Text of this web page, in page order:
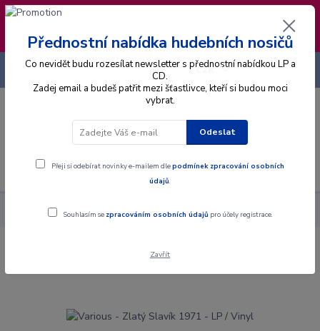
❣️ Od 4.8. do 13.8. čerpám dovolenou. Datum
expedice objednávek se posouvá na pátek
14.8.2026 🐋
Menu
CZK
+420 725 736 293
Alba Gramodesky Various - Zlatý Slavík 1971 - LP / Vinyl
Various - Zlatý Slavík 1971 - LP / Vinyl
Přednostní nabídka hudebních nosičů
Co nevidět budu rozesílat newsletter s přednostní nabídkou LP a
CD.
Zadej email a budeš patřit mezi šťastlivce, kteří si budou moci
vybrat.
Odeslat
Přeji si odebírat novinky e-mailem dlepodmínek zpracování osobních
údajů.
Souhlasím se zpracováním osobních údajů pro účely registrace.
Zavřít